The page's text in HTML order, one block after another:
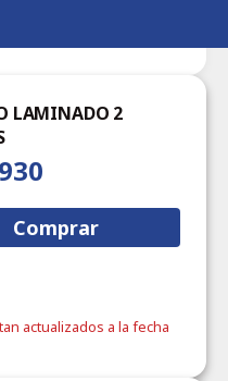
LAMINADO 2
Comprar
actualizados a la fecha